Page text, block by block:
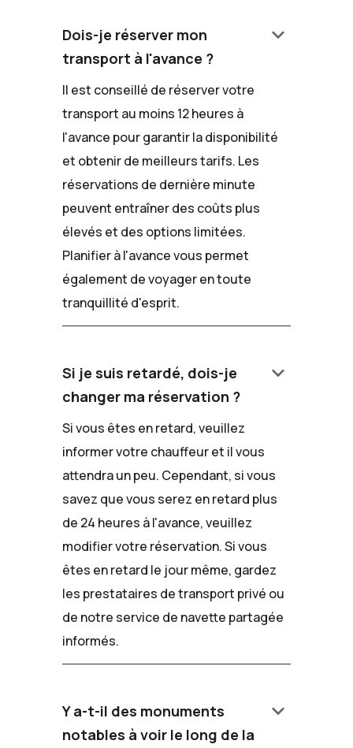
Dois-je réserver mon
transport à l'avance ?
keyboard_arrow_down
Il est conseillé de réserver votre
transport au moins 12 heures à
l'avance pour garantir la disponibilité
et obtenir de meilleurs tarifs. Les
réservations de dernière minute
peuvent entraîner des coûts plus
élevés et des options limitées.
Planifier à l'avance vous permet
également de voyager en toute
tranquillité d'esprit.
Si je suis retardé, dois-je
changer ma réservation ?
keyboard_arrow_down
Si vous êtes en retard, veuillez
informer votre chauffeur et il vous
attendra un peu. Cependant, si vous
savez que vous serez en retard plus
de 24 heures à l'avance, veuillez
modifier votre réservation. Si vous
êtes en retard le jour même, gardez
les prestataires de transport privé ou
de notre service de navette partagée
informés.
Y a-t-il des monuments
notables à voir le long de la
keyboard_arrow_down